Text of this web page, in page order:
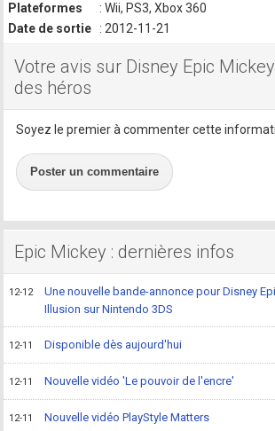
Plateformes
: Wii, PS3, Xbox 360
Date de sortie
: 2012-11-21
Votre avis sur Disney Epic
des héros
Soyez le premier à commenter cette
Poster un commentaire
Epic Mickey : dernières infos
12-12
Une nouvelle bande-annonce pour Disney
Illusion sur Nintendo 3DS
12-11 Disponible dès aujourd'hui
12-11 Nouvelle vidéo 'Le pouvoir de l'encre'
12-11 Nouvelle vidéo PlayStyle Matters